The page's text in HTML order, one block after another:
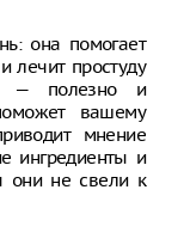
она помогает
лечит простуду
— полезно и
вашему
мнение
ингредиенты и
они не свели к